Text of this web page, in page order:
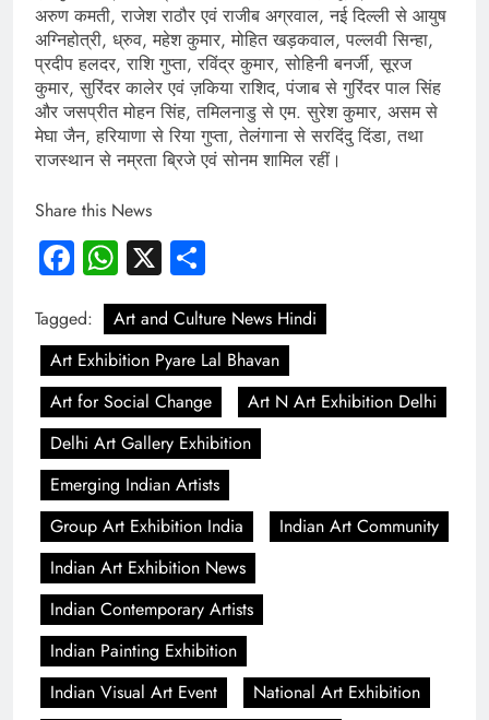
अरुण कमती, राजेश राठौर एवं राजीब अग्रवाल, नई दिल्ली से आयुष
अग्निहोत्री, ध्रुव, महेश कुमार, मोहित खड़कवाल, पल्लवी सिन्हा,
प्रदीप हलदर, राशि गुप्ता, रविंद्र कुमार, सोहिनी बनर्जी, सूरज
कुमार, सुरिंदर कालेर एवं ज़किया राशिद, पंजाब से गुरिंदर पाल सिंह
और जसप्रीत मोहन सिंह, तमिलनाडु से एम. सुरेश कुमार, असम से
मेघा जैन, हरियाणा से रिया गुप्ता, तेलंगाना से सरदिंदु दिंडा, तथा
राजस्थान से नम्रता ब्रिजे एवं सोनम शामिल रहीं।
Share this News
Facebook
WhatsApp
X
Tagged:
Art and Culture News Hindi
Art Exhibition Pyare Lal Bhavan
Art for Social Change
Art N Art Exhibition Delhi
Delhi Art Gallery Exhibition
Emerging Indian Artists
Group Art Exhibition India
Indian Art Community
Indian Art Exhibition News
Indian Contemporary Artists
Indian Painting Exhibition
Indian Visual Art Event
National Art Exhibition